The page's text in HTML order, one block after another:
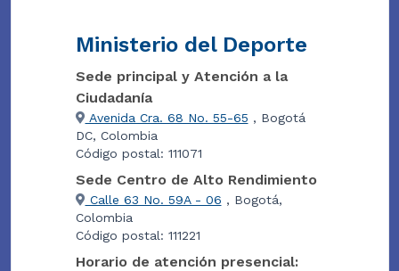
Ministerio del Deporte
Sede principal y Atención a la
Ciudadanía
Avenida Cra. 68 No. 55-65 , Bogotá
DC, Colombia
Código postal: 111071
Sede Centro de Alto Rendimiento
Calle 63 No. 59A - 06 , Bogotá,
Colombia
Código postal: 111221
Horario de atención presencial: